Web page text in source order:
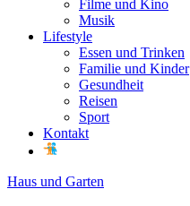
Filme und Kino
Musik
Lifestyle
Essen und Trinken
Familie und Kinder
Gesundheit
Reisen
Sport
Kontakt
Haus und Garten